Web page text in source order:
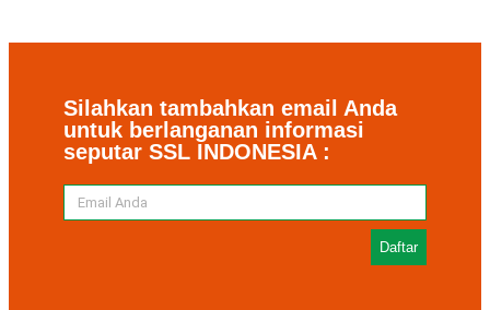
Silahkan tambahkan email Anda
untuk berlanganan informasi
seputar SSL INDONESIA :
Daftar